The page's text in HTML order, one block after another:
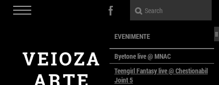
EVENIMENTE
Byetone live @ MNAC
Teengirl Fantasy live @ Chestionabil
Joint 5